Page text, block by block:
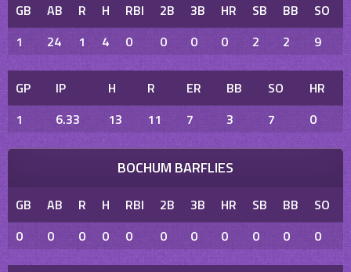
GB AB R H RBI 2B 3B HR SB BB SO
1
24 1 4 0 0 0 0 2 2 9
GP IP H R ER BB SO
HR
1
6.33 13 11 7 3 7 0
BOCHUM BARFLIES
GB AB R H RBI 2B 3B HR SB BB SO
0
0 0 0 0 0 0 0 0 0 0